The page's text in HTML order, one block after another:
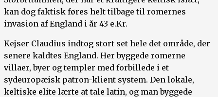
kan dog faktisk føres helt tilbage til romernes
invasion af England i år 43 e.Kr.
Kejser Claudius indtog stort set hele det område, der
senere kaldtes England. Her byggede romerne
villaer, byer og templer med forbillede i et
sydeuropæisk patron-klient system. Den lokale,
keltiske elite lærte at tale latin, og man byggede